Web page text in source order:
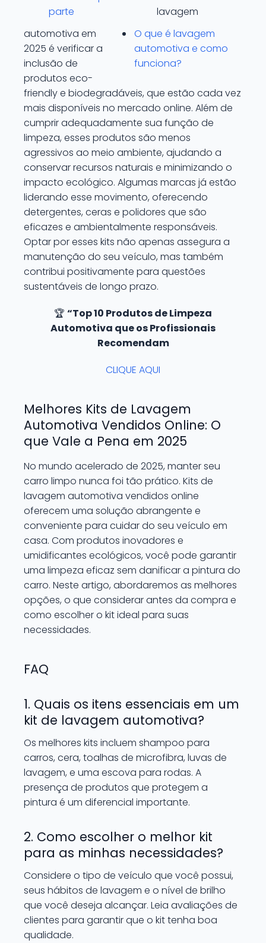
parte
O que é lavagem
automotiva e como
funciona?
lavagem
automotiva em
2025 é verificar a
inclusão de
produtos eco-
friendly e biodegradáveis, que estão cada vez
mais disponíveis no mercado online. Além de
cumprir adequadamente sua função de
limpeza, esses produtos são menos
agressivos ao meio ambiente, ajudando a
conservar recursos naturais e minimizando o
impacto ecológico. Algumas marcas já estão
liderando esse movimento, oferecendo
detergentes, ceras e polidores que são
eficazes e ambientalmente responsáveis.
Optar por esses kits não apenas assegura a
manutenção do seu veículo, mas também
contribui positivamente para questões
sustentáveis de longo prazo.
🏆 “Top 10 Produtos de Limpeza
Automotiva que os Profissionais
Recomendam
CLIQUE AQUI
Melhores Kits de Lavagem
Automotiva Vendidos Online: O
que Vale a Pena em 2025
No mundo acelerado de 2025, manter seu
carro limpo nunca foi tão prático. Kits de
lavagem automotiva vendidos online
oferecem uma solução abrangente e
conveniente para cuidar do seu veículo em
casa. Com produtos inovadores e
umidificantes ecológicos, você pode garantir
uma limpeza eficaz sem danificar a pintura do
carro. Neste artigo, abordaremos as melhores
opções, o que considerar antes da compra e
como escolher o kit ideal para suas
necessidades.
FAQ
1. Quais os itens essenciais em um
kit de lavagem automotiva?
Os melhores kits incluem shampoo para
carros, cera, toalhas de microfibra, luvas de
lavagem, e uma escova para rodas. A
presença de produtos que protegem a
pintura é um diferencial importante.
2. Como escolher o melhor kit
para as minhas necessidades?
Considere o tipo de veículo que você possui,
seus hábitos de lavagem e o nível de brilho
que você deseja alcançar. Leia avaliações de
clientes para garantir que o kit tenha boa
qualidade.